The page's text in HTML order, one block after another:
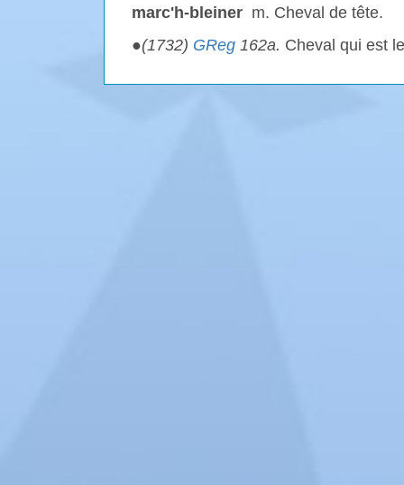
marc'h-bleiner m. Cheval de tête.
●(1732) GReg 162a. Cheval qui est